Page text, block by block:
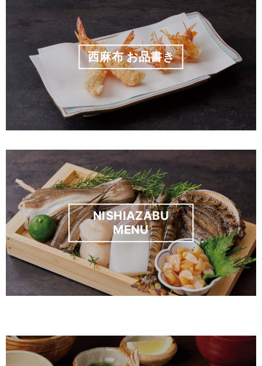
西麻布 お品書き
NISHIAZABU
MENU